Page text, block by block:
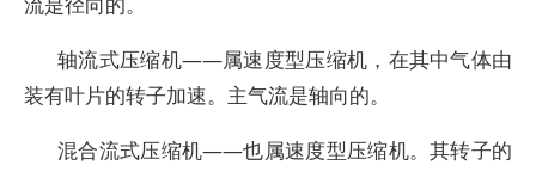
轴流式压缩机——属速度型压缩机，在其中气体由
装有叶片的转子加速。主气流是轴向的。
混合流式压缩机——也属速度型压缩机。其转子的